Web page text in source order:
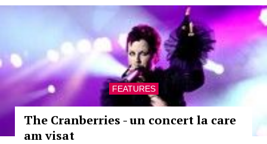
FEATURES
The Cranberries - un concert la care
am visat